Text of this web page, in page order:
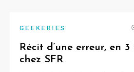
GEEKERIES
Récit d’une erreur, en
chez SFR